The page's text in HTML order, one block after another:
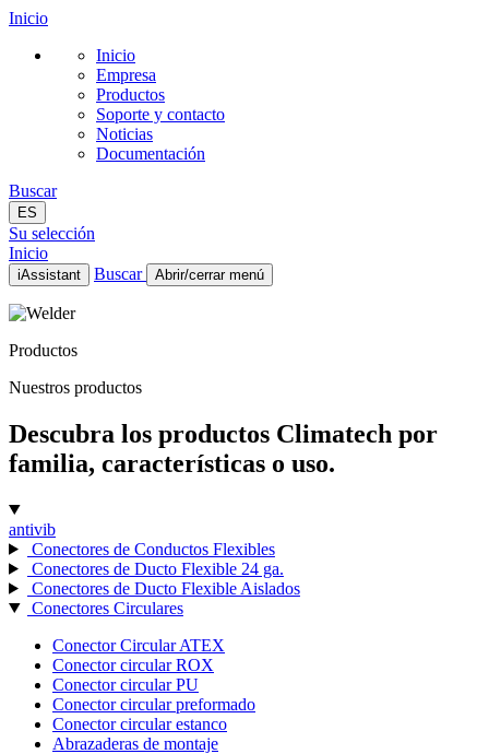
Inicio
Inicio
Empresa
Productos
Soporte y contacto
Noticias
Documentación
Buscar
ES
Su selección
Inicio
iAssistant Buscar Abrir/cerrar menú
Inicio
Productos
Noticias
ES
Productos
Nuestros productos
Descubra los productos Climatech por
familia, características o uso.
antivib
Conectores de Conductos Flexibles
Conectores de Ducto Flexible 24 ga.
Conectores de Ducto Flexible Aislados
Conectores Circulares
Conector Circular ATEX
Conector circular ROX
Conector circular PU
Conector circular preformado
Conector circular estanco
Abrazaderas de montaje